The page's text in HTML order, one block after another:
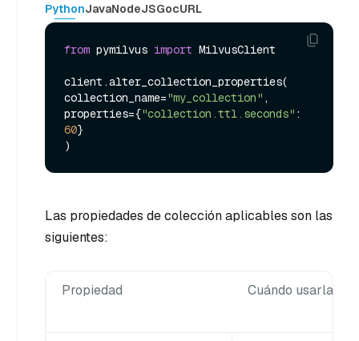
PythonJavaNodeJSGocURL
from pymilvus import MilvusClient
client.alter_collection_properties(
collection_name="my_collection" ,
properties={"collection.ttl.seconds"
60}
Las propiedades de colección aplicables son las
siguientes:
Propiedad Cuándo usarla